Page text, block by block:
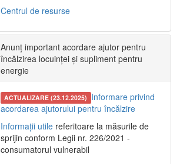
Centrul de resurse
Anunț important acordare ajutor pentru
încălzirea locuinței și supliment pentru
energie
ACTUALIZARE (23.12.2025) Informare privind
acordarea ajutorului pentru încălzire
Informații utile referitoare la măsurile de
sprijin conform Legii nr. 226/2021 -
consumatorul vulnerabil